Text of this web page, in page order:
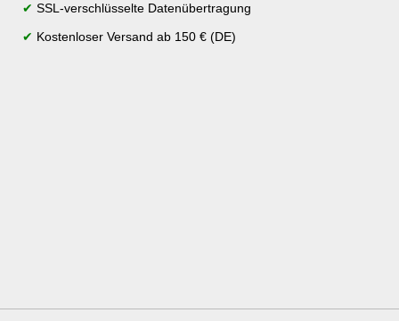
✔ SSL-verschlüsselte Datenübertragung
✔ Kostenloser Versand ab 150 € (DE)